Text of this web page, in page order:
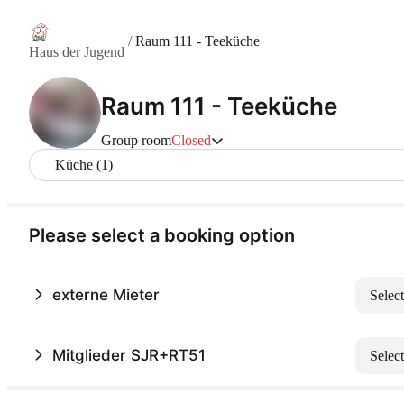
Haus der Jugend
/Raum 111 - Teeküche
Raum 111 - Teeküche
Group roomClosed
Küche (1)
Please select a booking option
externe Mieter Select
Mitglieder SJR+RT51 Select